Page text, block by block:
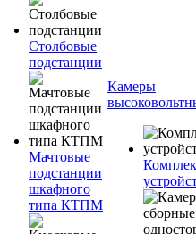
Столбовые
подстанции
Мачтовые
подстанции
шкафного
типа КТПМ
Камеры